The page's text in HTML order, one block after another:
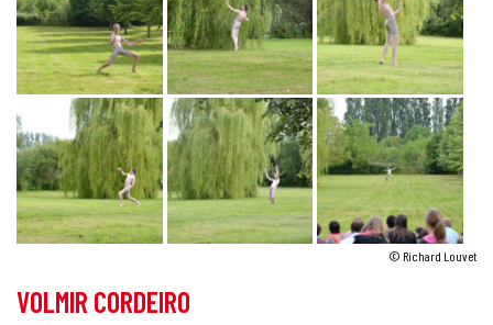
© Richard Louvet
VOLMIR CORDEIRO